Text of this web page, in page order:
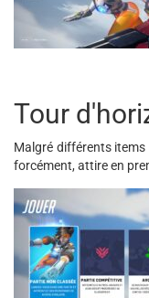
Tour
Malgré différents items
forcément, attire en